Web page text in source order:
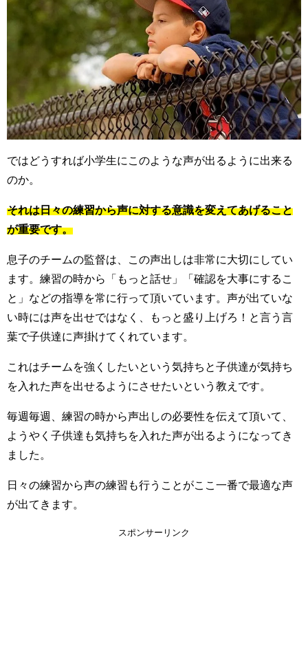
ではどうすれば小学生にこのような声が出るように出来る
のか。
それは日々の練習から声に対する意識を変えてあげること
が重要です。
息子のチームの監督は、この声出しは非常に大切にしてい
ます。練習の時から「もっと話せ」「確認を大事にするこ
と」などの指導を常に行って頂いています。声が出ていな
い時には声を出せではなく、もっと盛り上げろ！と言う言
葉で子供達に声掛けてくれています。
これはチームを強くしたいという気持ちと子供達が気持ち
を入れた声を出せるようにさせたいという教えです。
毎週毎週、練習の時から声出しの必要性を伝えて頂いて、
ようやく子供達も気持ちを入れた声が出るようになってき
ました。
日々の練習から声の練習も行うことがここ一番で最適な声
が出てきます。
スポンサーリンク